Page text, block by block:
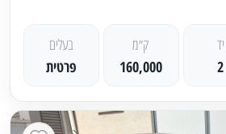
יד
2
ק״מ
160,000
בעלים
פרטית